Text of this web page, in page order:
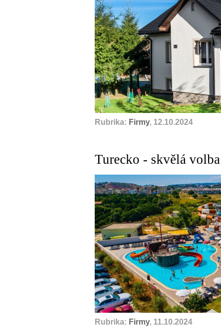
Rubrika: Firmy, 12.10.2024
Turecko - skvělá
Rubrika: Firmy, 11.10.2024